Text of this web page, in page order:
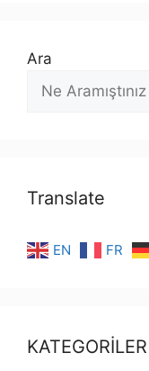
Ara
Translate
EN FR
KATEGORİLER